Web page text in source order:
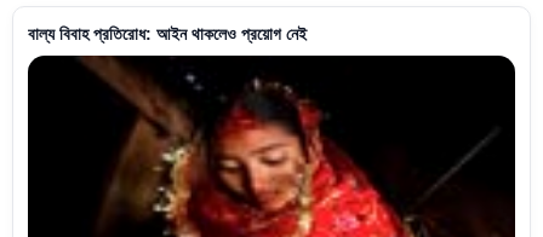
বাল্য বিবাহ প্রতিরোধ: আইন থাকলেও প্রয়োগ নেই